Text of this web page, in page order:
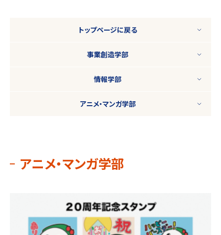
トップページに戻る
事業創造学部
情報学部
アニメ・マンガ学部
アニメ・マンガ学部